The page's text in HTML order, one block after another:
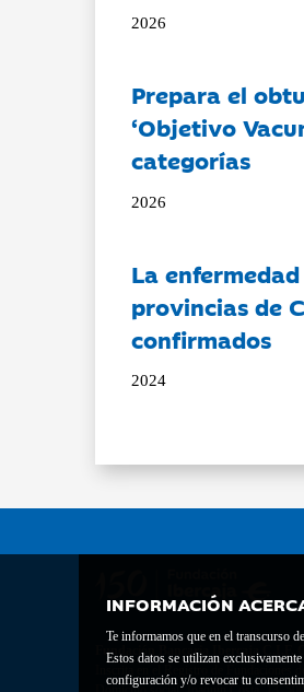
INFORMACIÓN
Te informamos que en el transcurso
Estos datos se utilizan
configuración y/o revocar tu
2026
Prepara el
‘Objetivo
categorías
2026
La
provincias de
confirmados
2024
Fundación Bancaria Ibercaja C.I.F.
Inscrita en el Registro de Fundaciones